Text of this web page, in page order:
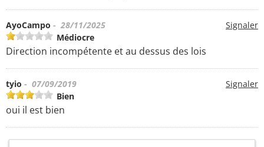
Signaler
AyoCampo - 28/11/2025
Médiocre
Direction incompétente et au dessus des lois
Signaler
tyio - 07/09/2019
Bien
oui il est bien